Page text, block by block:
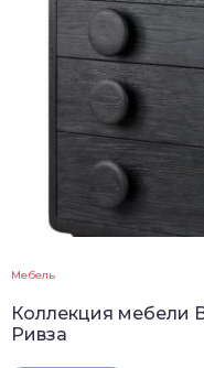
Мебель
Коллекция мебели
Ривза